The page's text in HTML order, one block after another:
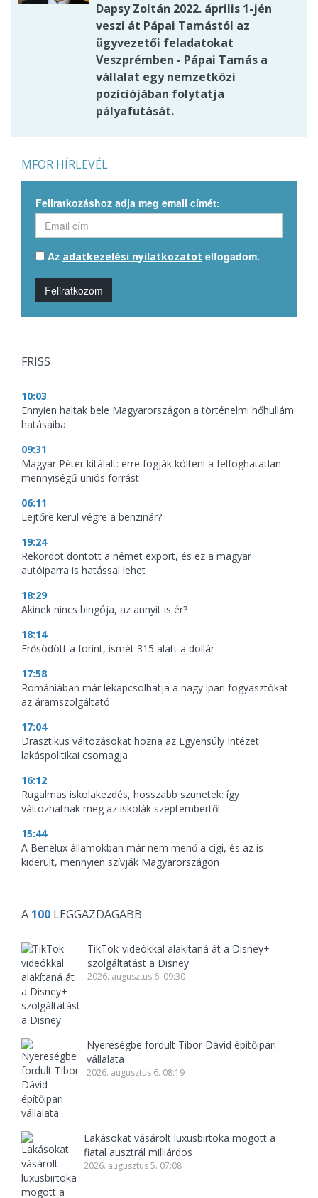
Dapsy Zoltán 2022. április 1-jén
veszi át Pápai Tamástól az
ügyvezetői feladatokat
Veszprémben - Pápai Tamás a
vállalat egy nemzetközi
pozíciójában folytatja
pályafutását.
MFOR HÍRLEVÉL
Feliratkozáshoz adja meg email címét:
Az adatkezelési nyilatkozatot elfogadom.
Feliratkozom
FRISS
10:03
Ennyien haltak bele Magyarországon a történelmi hőhullám
hatásaiba
09:31
Magyar Péter kitálalt: erre fogják költeni a felfoghatatlan
mennyiségű uniós forrást
06:11
Lejtőre kerül végre a benzinár?
19:24
Rekordot döntött a német export, és ez a magyar
autóiparra is hatással lehet
18:29
Akinek nincs bingója, az annyit is ér?
18:14
Erősödött a forint, ismét 315 alatt a dollár
17:58
Romániában már lekapcsolhatja a nagy ipari fogyasztókat
az áramszolgáltató
17:04
Drasztikus változásokat hozna az Egyensúly Intézet
lakáspolitikai csomagja
16:12
Rugalmas iskolakezdés, hosszabb szünetek: így
változhatnak meg az iskolák szeptembertől
15:44
A Benelux államokban már nem menő a cigi, és az is
kiderült, mennyien szívják Magyarországon
A 100 LEGGAZDAGABB
TikTok-videókkal alakítaná át a Disney+
szolgáltatást a Disney
2026. augusztus 6. 09:30
Nyereségbe fordult Tibor Dávid építőipari
vállalata
2026. augusztus 6. 08:19
Lakásokat vásárolt luxusbirtoka mögött a
fiatal ausztrál milliárdos
2026. augusztus 5. 07:08